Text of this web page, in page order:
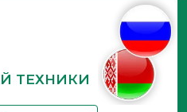
ТЕХНИКИ